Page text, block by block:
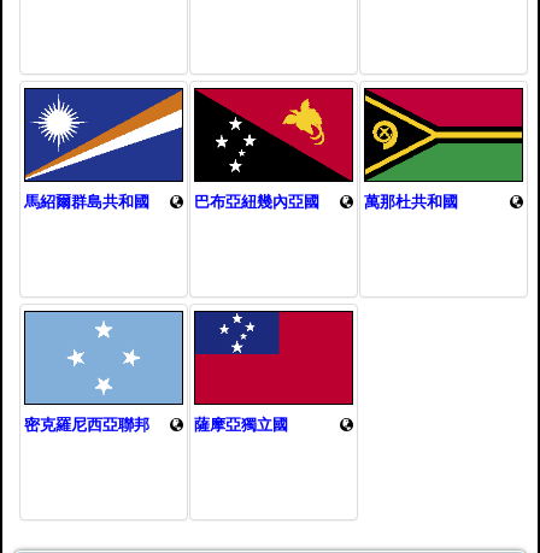
馬紹爾群島共和國
密克羅尼西亞聯邦
巴布亞紐幾內亞國
薩摩亞獨立國
萬那杜共和國